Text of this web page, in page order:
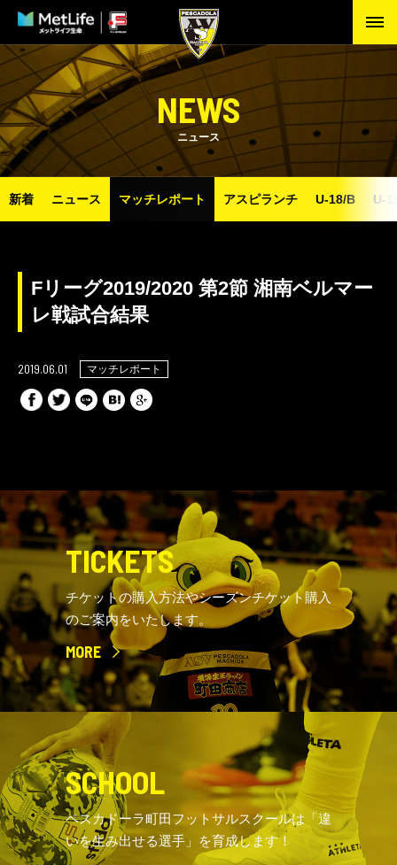
NEWS
ニュース
新着 ニュース マッチレポート アスピランチ U-18/B U-
Fリーグ2019/2020 第2節 湘南ベルマー
レ戦試合結果
2019.06.01 マッチレポート
TICKETS
チケットの購入方法やシーズンチケット購入
のご案内をいたします。
MORE
SCHOOL
ペスカドーラ町田フットサルスクールは「違
いを生み出せる選手」を育成します！